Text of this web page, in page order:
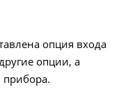
опция входа
опции, а
прибора.